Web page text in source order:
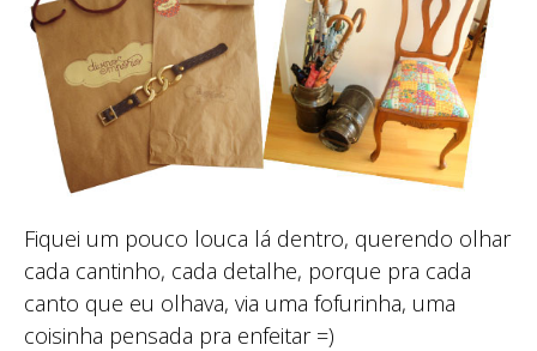
Fiquei um pouco louca lá dentro, querendo olhar
cada cantinho, cada detalhe, porque pra cada
canto que eu olhava, via uma fofurinha, uma
coisinha pensada pra enfeitar =)